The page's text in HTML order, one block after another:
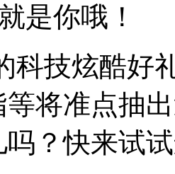
是你哦！
科技炫酷好
等将准点抽
？快来试